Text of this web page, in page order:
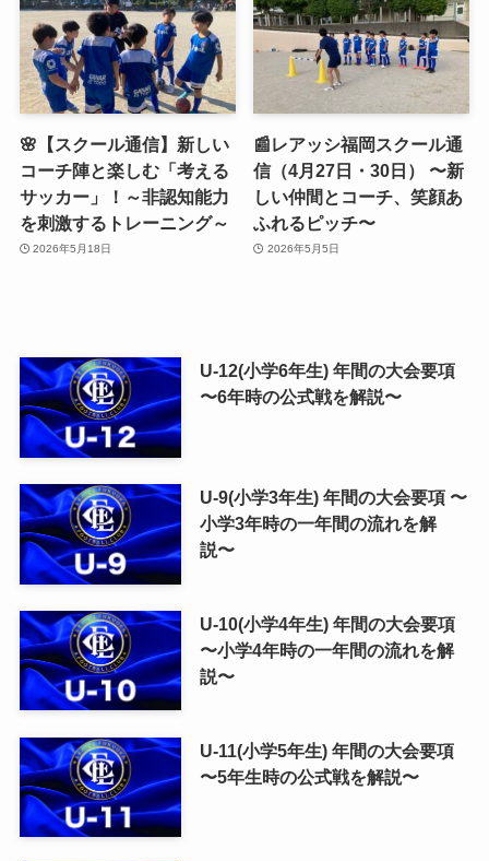
🌸【スクール通信】新しい
コーチ陣と楽しむ「考える
サッカー」！～非認知能力
を刺激するトレーニング～
2026年5月18日
📰レアッシ福岡スクール通
信（4月27日・30日） 〜新
しい仲間とコーチ、笑顔あ
ふれるピッチ〜
2026年5月5日
U-12(小学6年生) 年間の大会要項
〜6年時の公式戦を解説〜
U-9(小学3年生) 年間の大会要項 〜
小学3年時の一年間の流れを解
説〜
U-10(小学4年生) 年間の大会要項
〜小学4年時の一年間の流れを解
説〜
U-11(小学5年生) 年間の大会要項
〜5年生時の公式戦を解説〜